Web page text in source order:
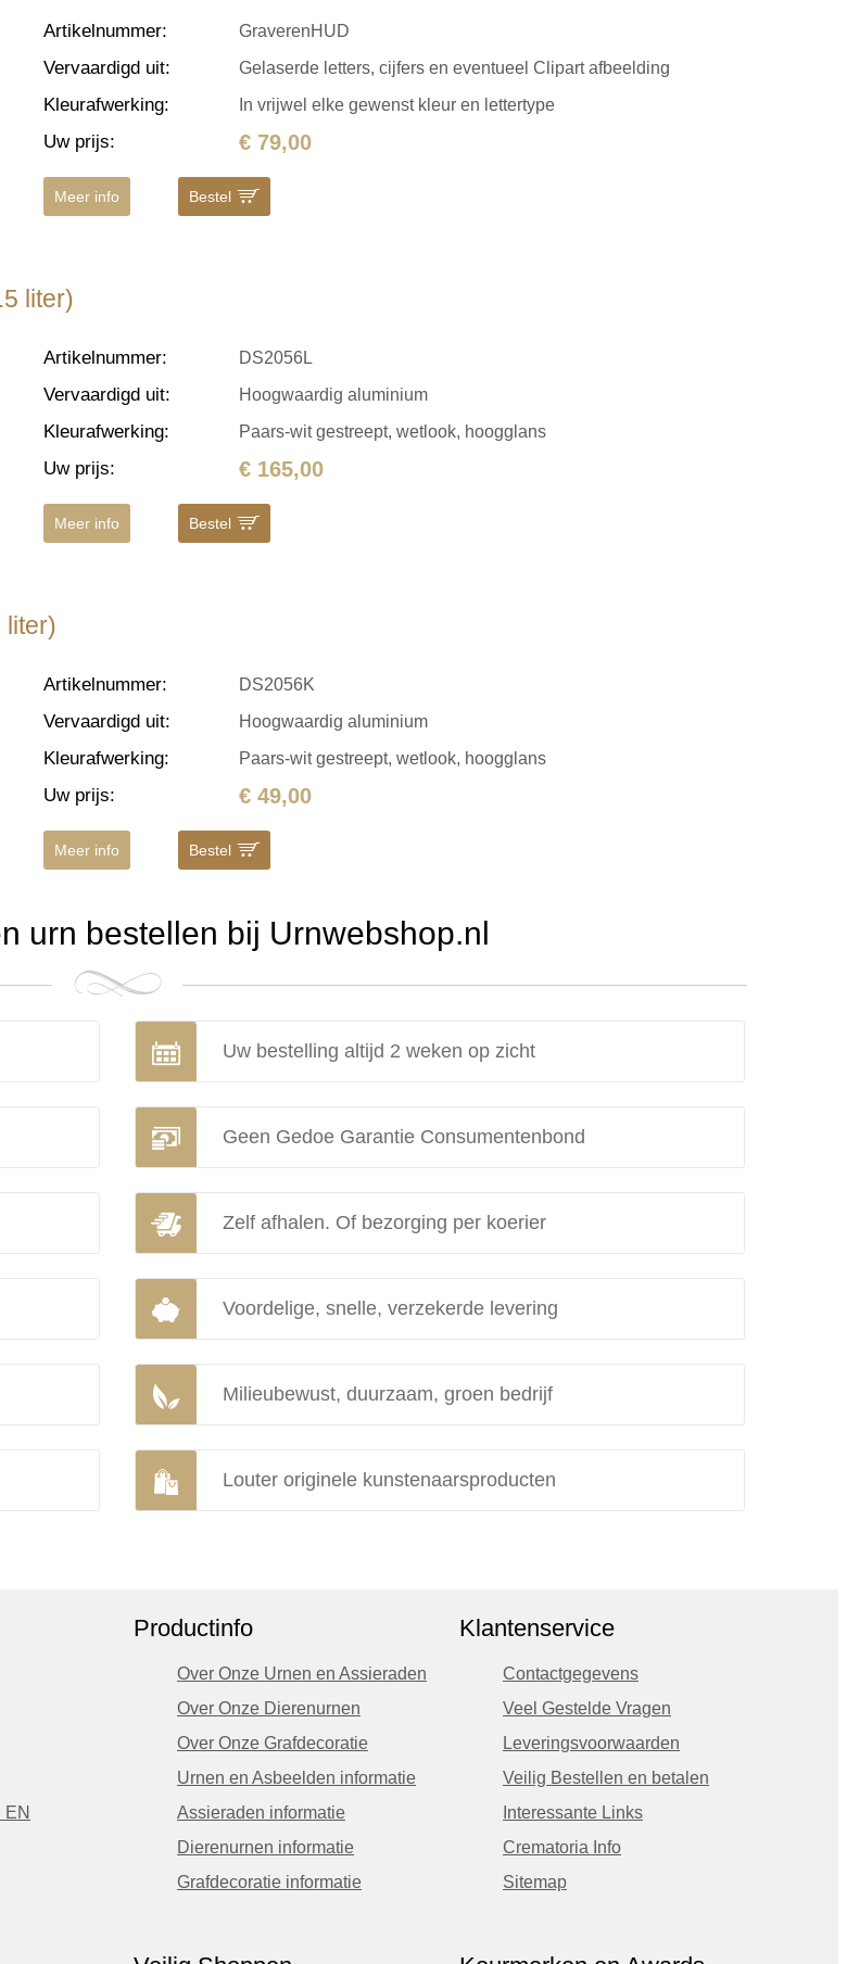
Artikelnummer: GraverenHUD
Vervaardigd uit: Gelaserde letters, cijfers en eventueel Clipart afbeelding
Kleurafwerking: In vrijwel elke gewenst kleur en lettertype
Uw prijs: € 79,00
Meer info Bestel
liter)
Artikelnummer: DS2056L
Vervaardigd uit: Hoogwaardig aluminium
Kleurafwerking: Paars-wit gestreept, wetlook, hoogglans
Uw prijs: € 165,00
Meer info Bestel
liter)
Artikelnummer: DS2056K
Vervaardigd uit: Hoogwaardig aluminium
Kleurafwerking: Paars-wit gestreept, wetlook, hoogglans
Uw prijs: € 49,00
Meer info Bestel
urn bestellen bij Urnwebshop.nl
Uw bestelling altijd 2 weken op zicht
Geen Gedoe Garantie Consumentenbond
Zelf afhalen. Of bezorging per koerier
Voordelige, snelle, verzekerde levering
Milieubewust, duurzaam, groen bedrijf
Louter originele kunstenaarsproducten
Productinfo
Over Onze Urnen en Assieraden
Over Onze Dierenurnen
Over Onze Grafdecoratie
Urnen en Asbeelden informatie
Assieraden informatie
Dierenurnen informatie
Grafdecoratie informatie
Klantenservice
Contactgegevens
Veel Gestelde Vragen
Leveringsvoorwaarden
Veilig Bestellen en betalen
Interessante Links
Crematoria Info
Sitemap